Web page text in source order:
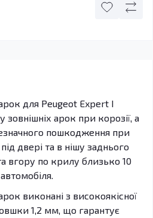
для Peugeot Expert I
зовнішніх арок при корозії, а
пошкодження при
двері та в нішу заднього
вгору по крилу близько 10
виконані з високоякісної
1,2 мм, що гарантує